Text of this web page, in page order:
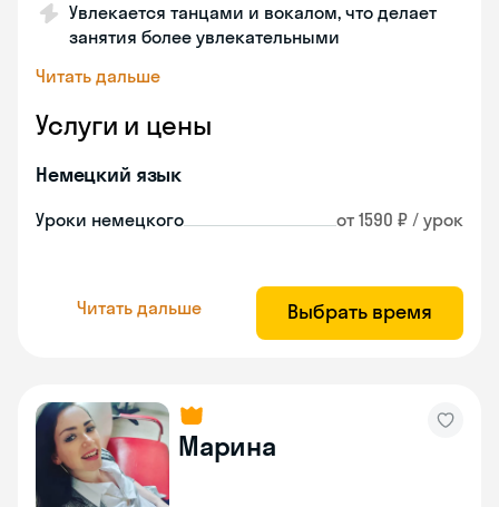
Увлекается танцами и вокалом, что делает
занятия более увлекательными
Читать дальше
Услуги и цены
Немецкий язык
Уроки немецкого от 1590 ₽ / урок
Читать дальше Выбрать время
Марина